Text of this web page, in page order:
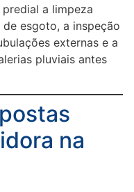
a limpeza
esgoto, a inspeção
externas e a
pluviais antes
na